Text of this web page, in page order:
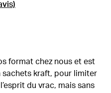
format chez nous et est
kraft, pour limiter
du vrac, mais sans